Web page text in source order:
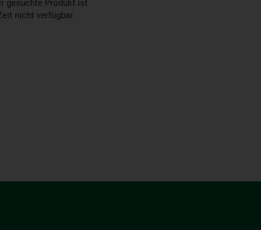
gesuchte Produkt ist
nicht verfügbar.